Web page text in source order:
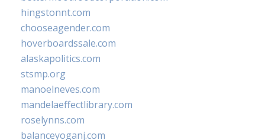
hingstonnt.com
chooseagender.com
hoverboardssale.com
alaskapolitics.com
stsmp.org
manoelneves.com
mandelaeffectlibrary.com
roselynns.com
balanceyoganj.com